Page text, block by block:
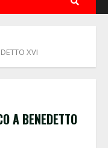
XVI
A BENEDETTO